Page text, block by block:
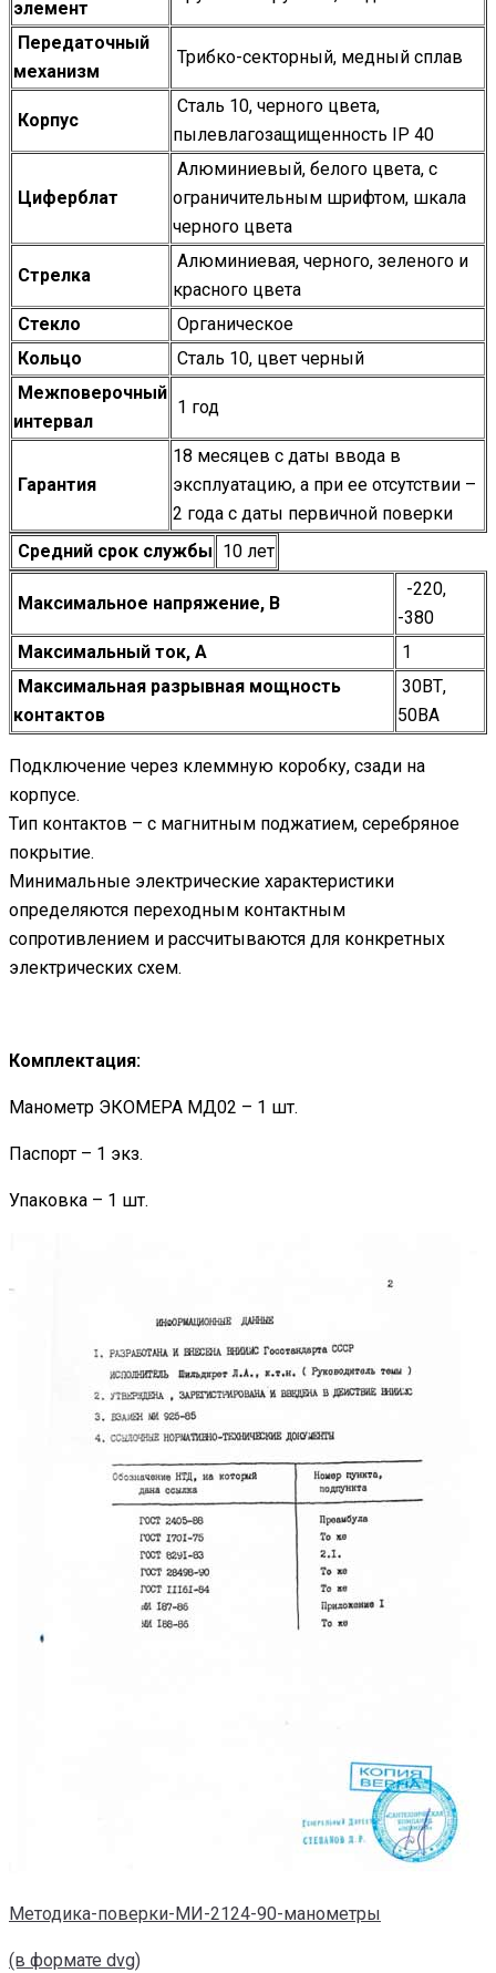
элемент
Передаточный
механизм
Трибко-секторный, медный сплав
Корпус
Сталь 10, черного цвета,
пылевлагозащищенность IP 40
Циферблат
Алюминиевый, белого цвета, с
ограничительным шрифтом, шкала
черного цвета
Стрелка
Алюминиевая, черного, зеленого и
красного цвета
Стекло
Органическое
Кольцо
Сталь 10, цвет черный
Межповерочный
интервал
1 год
Гарантия
18 месяцев с даты ввода в
эксплуатацию, а при ее отсутствии –
2 года с даты первичной поверки
Средний срок службы 10 лет
Максимальное напряжение, В
-220,
-380
Максимальный ток, А
1
Максимальная разрывная мощность
контактов
30ВТ,
50ВА
Подключение через клеммную коробку, сзади на
корпусе.
Тип контактов – с магнитным поджатием, серебряное
покрытие.
Минимальные электрические характеристики
определяются переходным контактным
сопротивлением и рассчитываются для конкретных
электрических схем.
Комплектация:
Манометр ЭКОМЕРА МД02 – 1 шт.
Паспорт – 1 экз.
Упаковка – 1 шт.
Методика-поверки-МИ-2124-90-манометры
(в формате dvg)